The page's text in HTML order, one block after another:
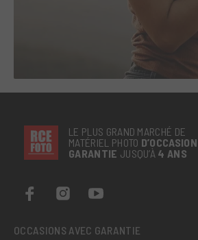
LE PLUS GRAND MARCHÉ DE
MATÉRIEL PHOTO D’OCCASION
GARANTIE JUSQU’À 4 ANS
OCCASIONS AVEC GARANTIE